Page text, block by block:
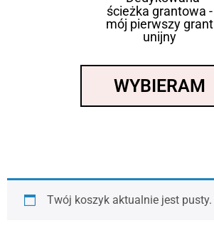
ścieżka grantowa -
mój pierwszy grant
unijny
WYBIERAM
Twój koszyk aktualnie jest pusty.